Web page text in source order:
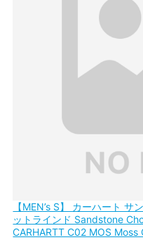
【MEN’s S】 カーハート
ットラインド Sandstone
CARHARTT C02 MOS Moss